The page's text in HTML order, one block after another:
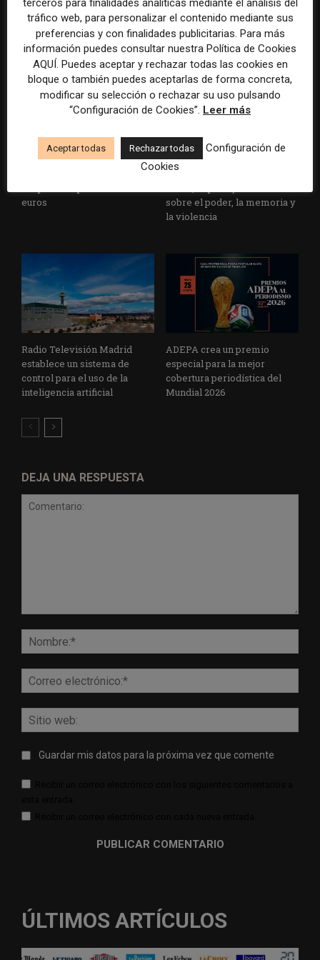
un informe con pautas para
informar sobre el suicidio
multimillonarios sobre los
medios y las plataformas
La Marea cierra 2025 con
euros
El Premio Gabo 2026
reconoce cinco historias de
sobre el poder, la memoria y
la violencia
Radio Televisión Madrid
establece un sistema de
control para el uso de la
inteligencia artificial
ADEPA crea un premio
especial para la mejor
cobertura periodística del
Mundial 2026
DEJA UNA RESPUESTA
web:
Guardar mis datos para la próxima vez que comente
ÚLTIMOS ARTÍCULOS
terceros para finalidades analíticas mediante el análisis del
tráfico web, para personalizar el contenido mediante sus
preferencias y con finalidades publicitarias. Para más
información puedes consultar nuestra Política de Cookies
AQUÍ. Puedes aceptar y rechazar todas las cookies en
bloque o también puedes aceptarlas de forma concreta,
modificar su selección o rechazar su uso pulsando
“Configuración de Cookies”. Leer más
Aceptar todas Rechazar todas
Configuración de
Cookies